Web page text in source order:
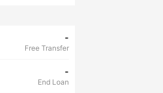
-
Free Transfer
-
End Loan